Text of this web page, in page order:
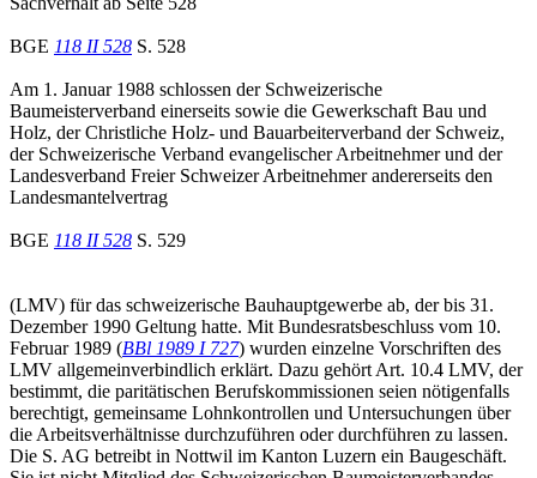
BGE 118 II 528 S. 528
Am 1. Januar 1988 schlossen der Schweizerische
Baumeisterverband einerseits sowie die Gewerkschaft Bau und
Holz, der Christliche Holz- und Bauarbeiterverband der Schweiz,
der Schweizerische Verband evangelischer Arbeitnehmer und der
Landesverband Freier Schweizer Arbeitnehmer andererseits den
Landesmantelvertrag
BGE 118 II 528 S. 529
(LMV) für das schweizerische Bauhauptgewerbe ab, der bis 31.
Dezember 1990 Geltung hatte. Mit Bundesratsbeschluss vom 10.
Februar 1989 (BBl 1989 I 727) wurden einzelne Vorschriften des
LMV allgemeinverbindlich erklärt. Dazu gehört Art. 10.4 LMV, der
bestimmt, die paritätischen Berufskommissionen seien nötigenfalls
berechtigt, gemeinsame Lohnkontrollen und Untersuchungen über
die Arbeitsverhältnisse durchzuführen oder durchführen zu lassen.
Die S. AG betreibt in Nottwil im Kanton Luzern ein Baugeschäft.